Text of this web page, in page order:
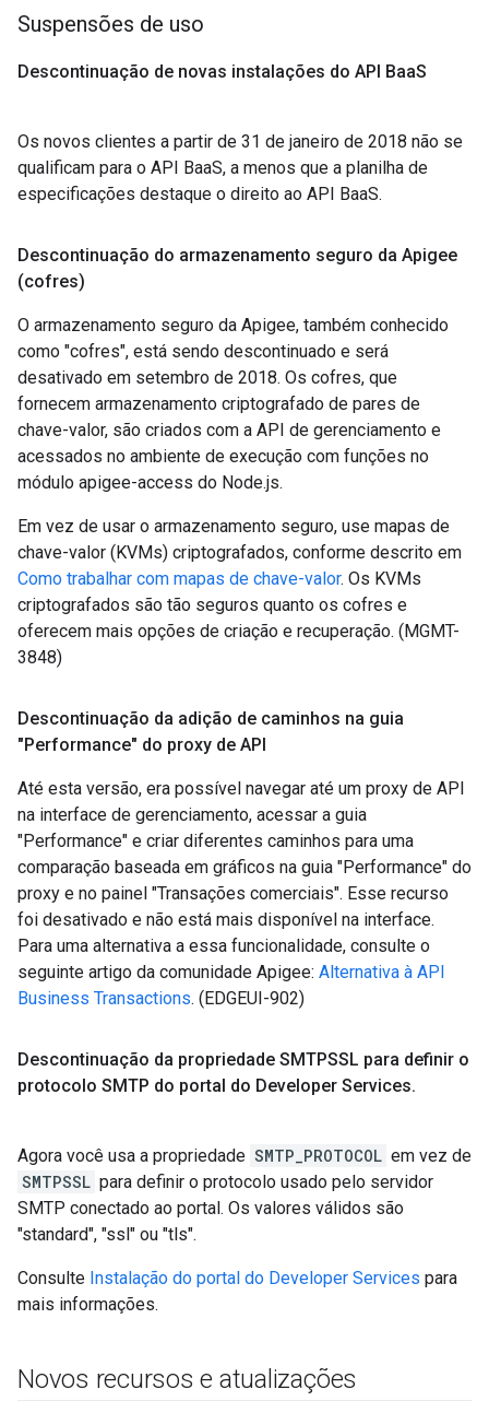
Suspensões de uso
Descontinuação de novas instalações do API BaaS
Os novos clientes a partir de 31 de janeiro de 2018 não se
qualificam para o API BaaS, a menos que a planilha de
especificações destaque o direito ao API BaaS.
Descontinuação do armazenamento seguro da Apigee
(cofres)
O armazenamento seguro da Apigee, também conhecido
como "cofres", está sendo descontinuado e será
desativado em setembro de 2018. Os cofres, que
fornecem armazenamento criptografado de pares de
chave-valor, são criados com a API de gerenciamento e
acessados no ambiente de execução com funções no
módulo apigee-access do Node.js.
Em vez de usar o armazenamento seguro, use mapas de
chave-valor (KVMs) criptografados, conforme descrito em
Como trabalhar com mapas de chave-valor. Os KVMs
criptografados são tão seguros quanto os cofres e
oferecem mais opções de criação e recuperação. (MGMT-
3848)
Descontinuação da adição de caminhos na guia
"Performance" do proxy de API
Até esta versão, era possível navegar até um proxy de API
na interface de gerenciamento, acessar a guia
"Performance" e criar diferentes caminhos para uma
comparação baseada em gráficos na guia "Performance" do
proxy e no painel "Transações comerciais". Esse recurso
foi desativado e não está mais disponível na interface.
Para uma alternativa a essa funcionalidade, consulte o
seguinte artigo da comunidade Apigee: Alternativa à API
Business Transactions. (EDGEUI-902)
Descontinuação da propriedade SMTPSSL para definir o
protocolo SMTP do portal do Developer Services.
Agora você usa a propriedade SMTP_PROTOCOL em vez de
SMTPSSL para definir o protocolo usado pelo servidor
SMTP conectado ao portal. Os valores válidos são
"standard", "ssl" ou "tls".
Consulte Instalação do portal do Developer Services para
mais informações.
Novos recursos e atualizações